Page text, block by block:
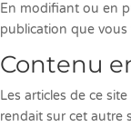
En modifiant ou en
publication que
Contenu
Les articles de ce
rendait sur cet autre